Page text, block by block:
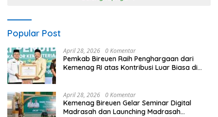
Popular Post
April 28, 2026 0 Komentar
Pemkab Bireuen Raih Penghargaan dari
Kemenag RI atas Kontribusi Luar Biasa di
April 28, 2026 0 Komentar
Kemenag Bireuen Gelar Seminar Digital
Madrasah dan Launching Madrasah